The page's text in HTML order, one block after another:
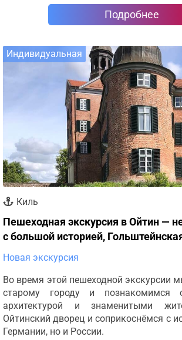
Подробнее
Индивидуальная
Киль
Пешеходная экскурсия в Ойтин —
с большой историей,
Новая экскурсия
Во время этой пешеходной экскурсии
старому городу и познакомимся
архитектурой и знаменитыми
Ойтинский дворец и соприкоснёмся с
Германии, но и России.